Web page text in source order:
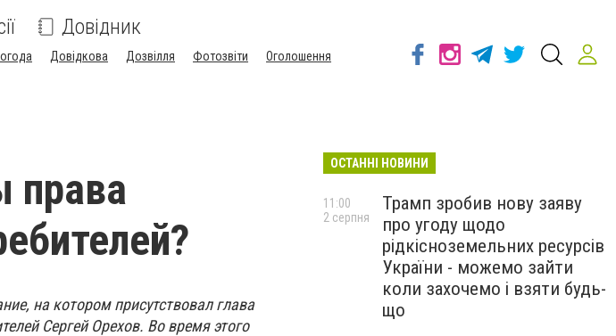
Довідник
Довідкова Дозвілля Фотозвіти
Оголошення
права
на котором присутствовал глава
Сергей Орехов. Во время этого
ОСТАННІ НОВИНИ
Трамп зробив нову заяву
про угоду щодо
рідкісноземельних ресурсів
України - можемо зайти
коли захочемо і взяти будь-
що
11:00
2 серпня